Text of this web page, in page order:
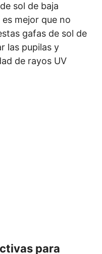
sol de baja
mejor que no
gafas de sol de
las pupilas y
de rayos UV
para